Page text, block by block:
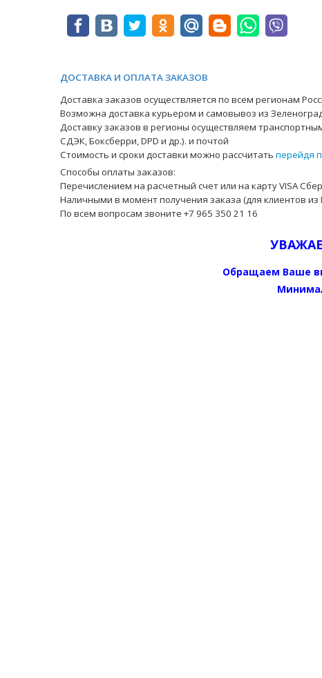
ДОСТАВКА И ОПЛАТА ЗАКАЗОВ
Доставка заказов осуществляется по всем регионам
Возможна доставка курьером и самовывоз из
Доставку заказов в регионы осуществляем
СДЭК, Боксберри, DPD и др.). и почтой
Стоимость и сроки доставки можно рассчитать перейдя
Способы оплаты заказов:
Перечислением на расчетный счет или на карту VISA
Наличными в момент получения заказа (для клиентов
По всем вопросам звоните +7 965 350 21 16
Обращаем Ваше